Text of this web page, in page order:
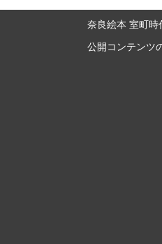
奈良絵本 室町時
公開コンテンツ